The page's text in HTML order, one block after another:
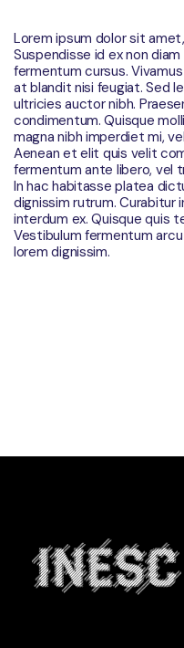
Lorem ipsum dolor sit
Suspendisse id ex non
fermentum cursus.
at blandit nisi feugiat. Sed
ultricies auctor nibh.
condimentum. Quisque
magna nibh imperdiet mi,
Aenean et elit quis velit
fermentum ante libero, vel
In hac habitasse platea
dignissim rutrum.
interdum ex. Quisque quis
Vestibulum fermentum
lorem dignissim.